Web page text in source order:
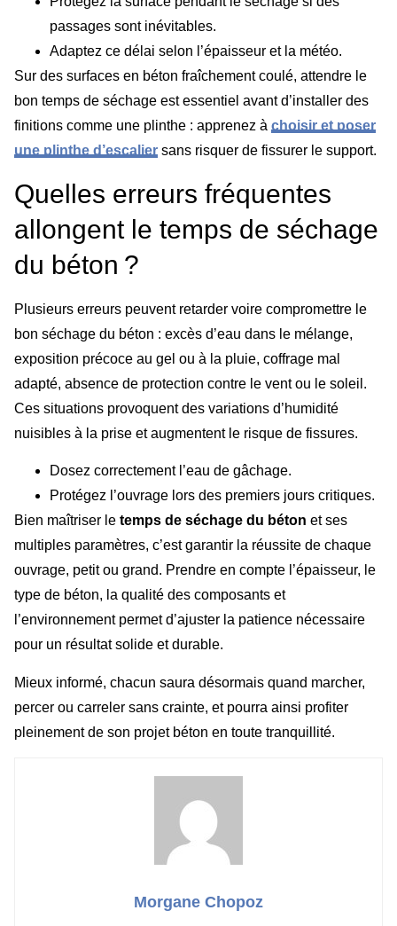
passages sont inévitables.
Adaptez ce délai selon l’épaisseur et la météo.
Sur des surfaces en béton fraîchement coulé, attendre le
bon temps de séchage est essentiel avant d’installer des
finitions comme une plinthe : apprenez à choisir et poser
une plinthe d’escalier sans risquer de fissurer le support.
Quelles erreurs fréquentes
allongent le temps de séchage
du béton ?
Plusieurs erreurs peuvent retarder voire compromettre le
bon séchage du béton : excès d’eau dans le mélange,
exposition précoce au gel ou à la pluie, coffrage mal
adapté, absence de protection contre le vent ou le soleil.
Ces situations provoquent des variations d’humidité
nuisibles à la prise et augmentent le risque de fissures.
Dosez correctement l’eau de gâchage.
Protégez l’ouvrage lors des premiers jours critiques.
Bien maîtriser le temps de séchage du béton et ses
multiples paramètres, c’est garantir la réussite de chaque
ouvrage, petit ou grand. Prendre en compte l’épaisseur, le
type de béton, la qualité des composants et
l’environnement permet d’ajuster la patience nécessaire
pour un résultat solide et durable.
Mieux informé, chacun saura désormais quand marcher,
percer ou carreler sans crainte, et pourra ainsi profiter
pleinement de son projet béton en toute tranquillité.
Morgane Chopoz